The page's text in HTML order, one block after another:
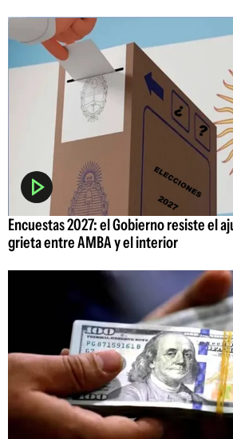
Encuestas 2027: el Gobierno resiste el
grieta entre AMBA y el interior